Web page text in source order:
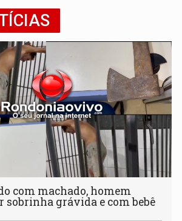
com machado, homem
sobrinha grávida e com bebê